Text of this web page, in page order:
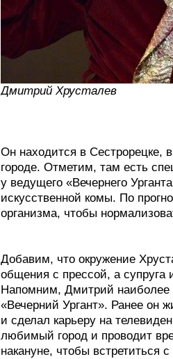
Дмитрий Хрусталев
Он находится в Сестрорецке,
городе. Отметим, там есть
у ведущего «Вечернего
искусственной комы. По
организма, чтобы
Добавим, что окружение
общения с прессой, а супруга
Напомним, Дмитрий наиболее
«Вечерний Ургант». Ранее он
и сделал карьеру на
любимый город и проводит
накануне, чтобы встретиться